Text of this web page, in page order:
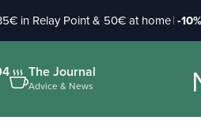
in Relay Point & 50€ at home|-10%
The Journal
Advice & News